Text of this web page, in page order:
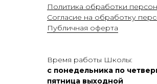
Политика обработки
Согласие на обработку
Публичная оферта
Время работы Школы:
с понедельника по
пятница выходной